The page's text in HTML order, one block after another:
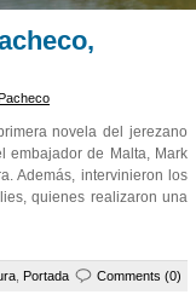
novela del jerezano
embajador de Malta, Mark
Además, intervinieron los
quienes realizaron una
Portada Comments (0)